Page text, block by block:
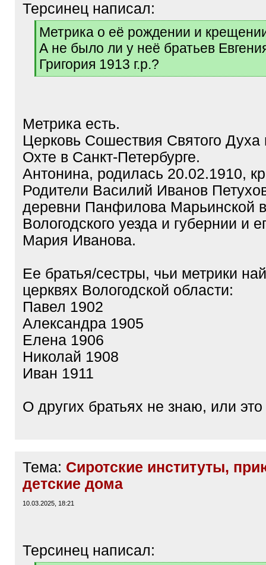
Терсинец написал:
[
q
]
Метрика о её рождении и
А не было ли у неё братьев
Григория 1913 г.р.?
[
Метрика есть.
Церковь Сошествия Святого
Охте в Санкт-Петербурге.
Антонина, родилась 20.02.1910,
Родители Василий Иванов
деревни Панфилова Марьинской
Вологодского уезда и губернии и
Мария Иванова.
Ее братья/сестры, чьи метрики
церквях Вологодской области:
Павел 1902
Александра 1905
Елена 1906
Николай 1908
Иван 1911
О других братьях не знаю, или
Тема: Сиротские институты,
детские дома
10.03.2025, 18:21
Терсинец написал: